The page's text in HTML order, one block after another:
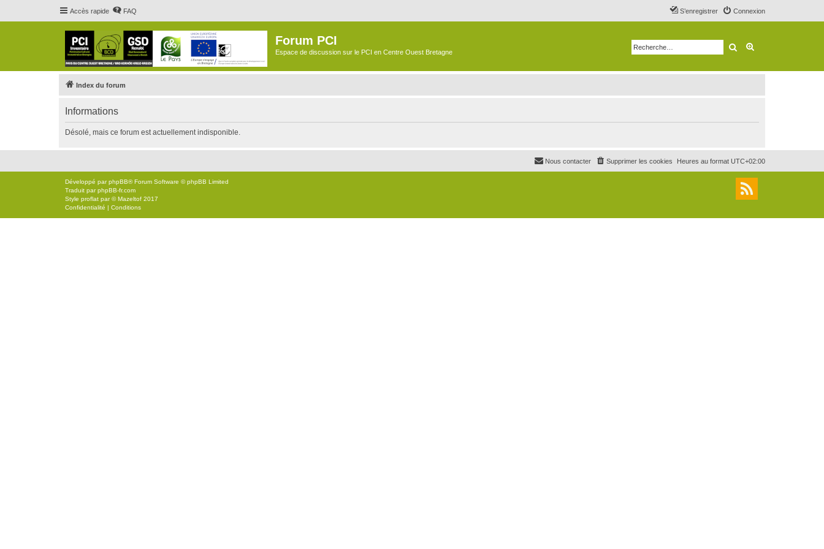
Accès rapide FAQ Connexion
S’enregistrer
Forum PCI
Espace de discussion sur le PCI en Centre Ouest Bretagne Rechercher
Index du forum
Informations
Désolé, mais ce forum est actuellement indisponible.
Heures au format UTC+02:00
Supprimer les cookies
Nous contacter
Développé parphpBB® Forum Software © phpBB Limited
Traduit parphpBB-fr.com
Style proflat par ©Mazeltof 2017
Confidentialité | Conditions